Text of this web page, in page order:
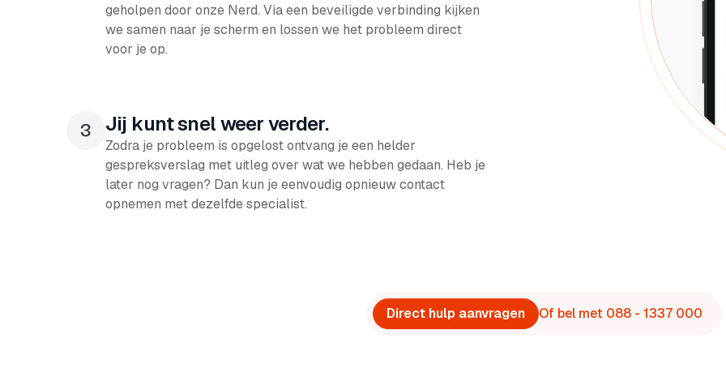
geholpen door onze Nerd. Via een beveiligde verbinding kijken
we samen naar je scherm en lossen we het probleem direct
voor je op.
Jij kunt snel weer verder.
Zodra je probleem is opgelost ontvang je een helder
gespreksverslag met uitleg over wat we hebben gedaan. Heb je
later nog vragen? Dan kun je eenvoudig opnieuw contact
opnemen met dezelfde specialist.
Direct hulp aanvragen Of bel met 088 - 1337 000